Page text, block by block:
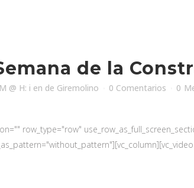
de la
@ H: i en de Giremolino 0 Comentarios 0
row_type="row"